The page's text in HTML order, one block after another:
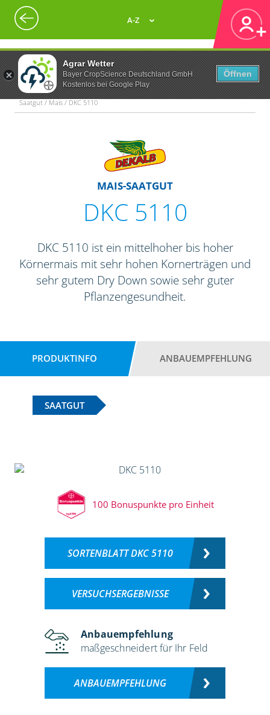
Agrar Wetter
Bayer CropScience Deutschland GmbH
Kostenlos bei Google Play
Öffnen
A-Z
Saatgut / Mais / DKC 5110
MAIS-SAATGUT
DKC 5110
DKC 5110 ist ein mittelhoher bis hoher
Körnermais mit sehr hohen Kornerträgen und
sehr gutem Dry Down sowie sehr guter
Pflanzengesundheit.
PRODUKTINFO ANBAUEMPFEHLUNG
SAATGUT
100 Bonuspunkte pro Einheit
SORTENBLATT DKC 5110
VERSUCHSERGEBNISSE
Anbauempfehlung
maßgeschneidert für Ihr Feld
ANBAUEMPFEHLUNG